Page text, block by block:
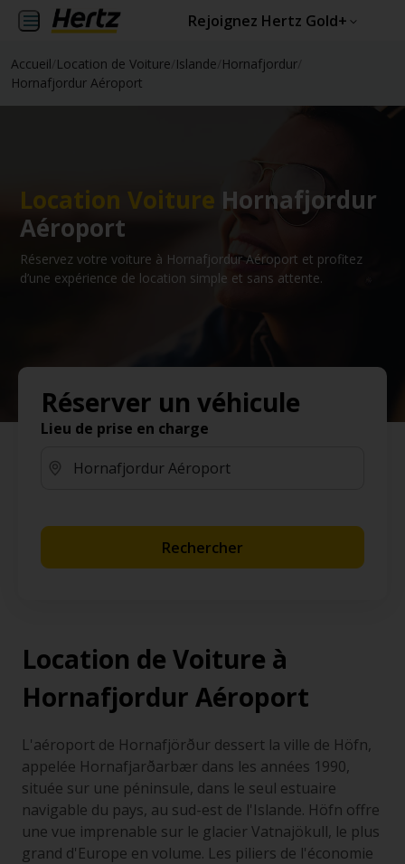
Rejoignez Hertz Gold+
Accueil Location de Voiture Islande Hornafjordur
Hornafjordur Aéroport
Location Voiture Hornafjordur
Aéroport
Réservez votre voiture à Hornafjordur Aéroport et profitez
d’une expérience de location simple et sans attente.
Réserver un véhicule
Lieu de prise en charge
Rechercher
Location de Voiture à
Hornafjordur Aéroport
L'aéroport de Hornafjörður dessert la ville de Höfn,
appelée Hornafjarðarbær dans les années 1990,
située sur une péninsule, dans le seul estuaire
navigable du pays, au sud-est de l'Islande. Höfn offre
une vue imprenable sur le glacier Vatnajökull, le plus
grand d'Europe en volume. Les piliers de l'économie